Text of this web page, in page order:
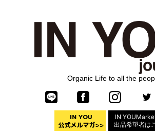
Organic Life to all the
IN
出品希望者は